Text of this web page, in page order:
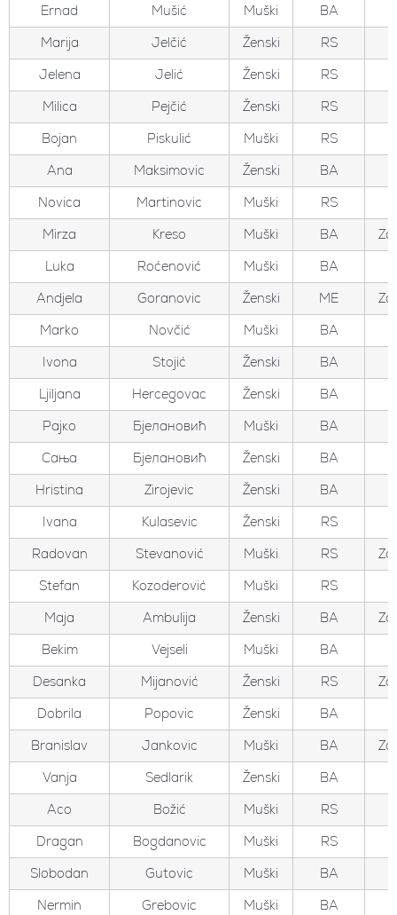
Ernad
Mušić Muški
BA
Marija
Jelčić Ženski
RS
Jelena
Jelić Ženski
RS
Milica
Pejčić Ženski
RS
Bojan
Piskulić Muški
RS
Ana
Maksimovic Ženski
BA
Novica
Martinovic Muški
RS
Mirza
Kreso Muški BA
Luka
Roćenović Muški
BA
Andjela
Goranovic Ženski ME
Marko
Novčić Muški
BA
Ivona
Stojić Ženski
BA
Ljiljana
Hercegovac Ženski
BA
Рајко
Бјелановић Muški
BA
Сања
Бјелановић Ženski
BA
Hristina
Zirojevic Ženski
BA
Ivana
Kulasevic Ženski
RS
Radovan
Stevanović Muški RS
Stefan
Kozoderović Muški
RS
Maja
Ambulija Ženski BA
Bekim
Vejseli Muški
BA
Desanka
Mijanović Ženski RS
Dobrila
Popovic Ženski
BA
Branislav
Jankovic Muški BA
Vanja
Sedlarik Ženski
BA
Aco
Božić Muški
RS
Dragan
Bogdanovic Muški
RS
Slobodan
Gutovic Muški
BA
Nermin
Grebovic Muški BA